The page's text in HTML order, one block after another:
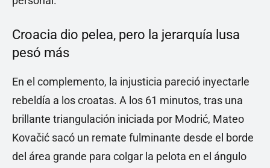
Croacia dio pelea, pero la jerarquía lusa
pesó más
En el complemento, la injusticia pareció inyectarle
rebeldía a los croatas. A los 61 minutos, tras una
brillante triangulación iniciada por Modrić, Mateo
Kovačić sacó un remate fulminante desde el borde
del área grande para colgar la pelota en el ángulo